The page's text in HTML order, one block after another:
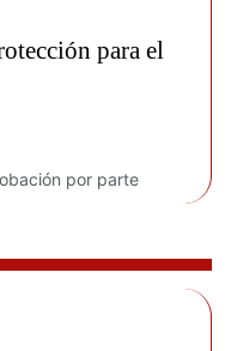
para el
por parte